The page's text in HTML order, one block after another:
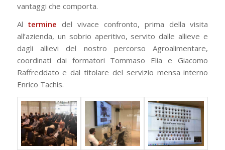
vantaggi che comporta.
Al termine del vivace confronto, prima della visita
all’azienda, un sobrio aperitivo, servito dalle allieve e
dagli allievi del nostro percorso Agroalimentare,
coordinati dai formatori Tommaso Elia e Giacomo
Raffreddato e dal titolare del servizio mensa interno
Enrico Tachis.